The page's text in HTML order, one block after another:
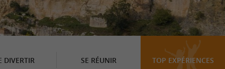
DIVERTIR SE RÉUNIR TOP EXPÉRIENCES